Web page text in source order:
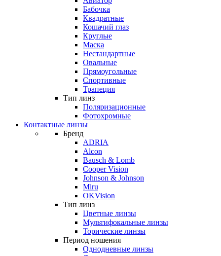
Бабочка
Квадратные
Кошачий глаз
Круглые
Маска
Нестандартные
Овальные
Прямоугольные
Спортивные
Трапеция
Тип линз
Поляризационные
Фотохромные
Контактные линзы
Бренд
ADRIA
Alcon
Bausch & Lomb
Cooper Vision
Johnson & Johnson
Miru
OKVision
Тип линз
Цветные линзы
Мультифокальные линзы
Торические линзы
Период ношения
Однодневные линзы